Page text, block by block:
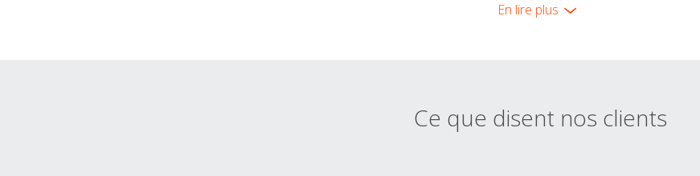
En lire plus
Ce que disent nos clients